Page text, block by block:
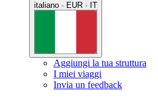
italiano · EUR · IT
Aggiungi la tua struttura
I miei viaggi
Invia un feedback